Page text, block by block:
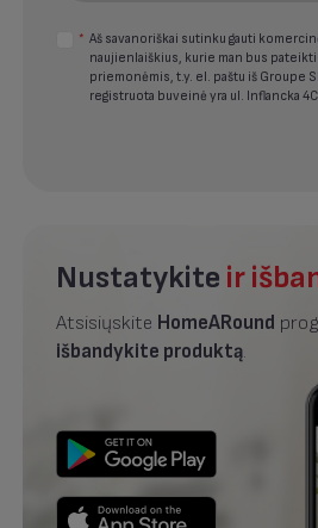
* Aš savanoriškai sutinku gauti
naujienlaiškius, kurie man bus
priemonėmis, t.y. el. paštu iš Groupe
registruota buveinė yra ul. Inflancka
Nustatykite ir
Atsisiųskite HomeARound
išbandykite produktą.